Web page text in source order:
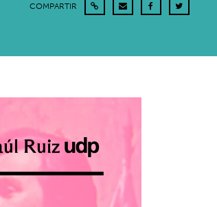
COMPARTIR